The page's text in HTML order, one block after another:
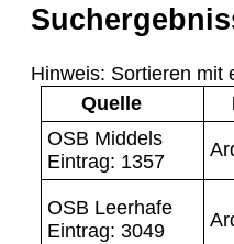
Hinweis: Sortieren mit
Quelle
OSB Middels
Eintrag: 1357
OSB Leerhafe
Eintrag: 3049